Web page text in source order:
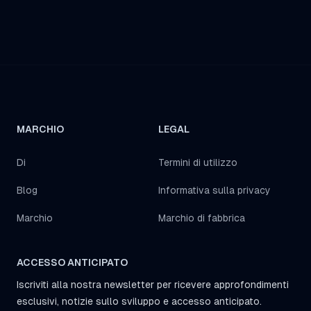
MARCHIO
Di
Blog
Marchio
LEGAL
Termini di utilizzo
Informativa sulla privacy
Marchio di fabbrica
ACCESSO ANTICIPATO
Iscriviti alla nostra newsletter per ricevere approfondimenti
esclusivi, notizie sullo sviluppo e accesso anticipato.